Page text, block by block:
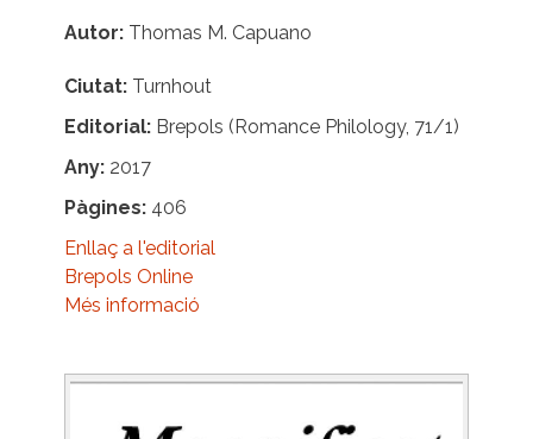
Autor Thomas M. Capuano
Ciutat Turnhout
Editorial Brepols (Romance Philology, 71/1)
Any 2017
Pàgines 406
Enllaç a l'editorial
Brepols Online
Més informació
Image